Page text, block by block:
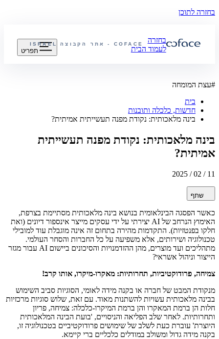
בחזרה לתוכן
COFACE - אתר הקבוצה ISRAEL
בחזרה
לעמוד הבית
תפריט
#עצת המומחה
בית
חדשות, כלכלה ותובנות
בינה מלאכותית: נקודת מפנה תעשייתית אמיתית?
בינה מלאכותית: נקודת מפנה תעשייתית
אמיתית?
11 / 02 / 2025
שתף
כאשר הפסגה הבינלאומית בנושא בינה מלאכותית מסתיימת בצרפת,
האימוץ הנרחב של AI יצירתי על ידי עסקים מייצר אינספור דיונים (ואת
חלקו בפנטזיות). התקדמות מהירה בתחום זה אינה מוגבלת עוד למובילי
טכנולוגיה ושירותים, אלא משפיעה על כל החברות והסחר העולמי.
מתהליכים ועד מוצרים, מהן ההזדמנויות והסיכונים ביישום AI עבור מגזר
הייצור וניהול אשראי?
צמיחה, פרודוקטיביות, תחרותיות: מאקרו-מיקרו, אותו קרב!
מנקודת המבט של חברה או בקנה מידה לאומי, הסוגיות סביב השימוש
בבינה מלאכותית עשויות להשתנות מאוד. עם זאת, שלוש סוגיות מרכזיות
חלות הן ברמת המאקרו והן ברמת המיקרו-כלכלה: צמיחה, פריון
ותחרותיות. לאחר שלב הפליאה והניסויים, 'בועת הבינה המלאכותית
היוצרת' עוברת כעת לשלב של שימושים פרודוקטיביים בטכנולוגיה זו,
בקנה מידה גדול ומשולב במודלים כלכליים ברי קיימא.